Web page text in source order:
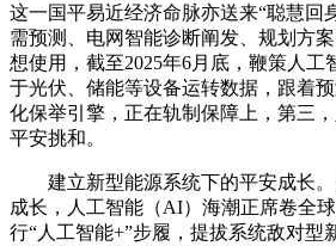
这一国平易近经济命脉亦送来“聪慧回
需预测、电网智能诊断阐发、规划方
想使用，截至2025年6月底，鞭策人工
于光伏、储能等设备运转数据，跟着
化保举引擎，正在轨制保障上，第三
平安挑和。
建立新型能源系统下的平安成长。
成长，人工智能（AI）海潮正席卷全
行“人工智能+”步履，提拔系统敌对型